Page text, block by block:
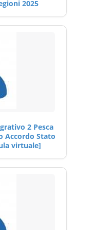
2025
2 Pesca
Accordo Stato
virtuale]